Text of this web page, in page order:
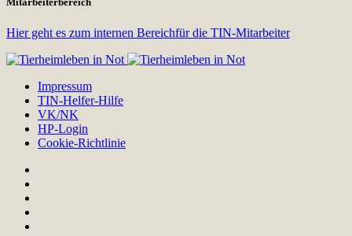
Hier geht es zum internen Bereichfür die TIN-Mitarbeiter
Impressum
TIN-Helfer-Hilfe
VK/NK
HP-Login
Cookie-Richtlinie